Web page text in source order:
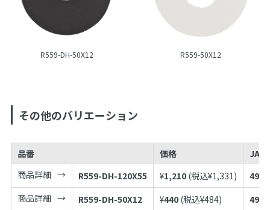
R559-DH-50X12 R559-50X12
その他のバリエーション
品番 価格
JAN
商品詳細
R559-DH-120X55 ¥1,210 (税込¥1,331)
商品詳細
R559-DH-50X12 ¥440 (税込¥484)